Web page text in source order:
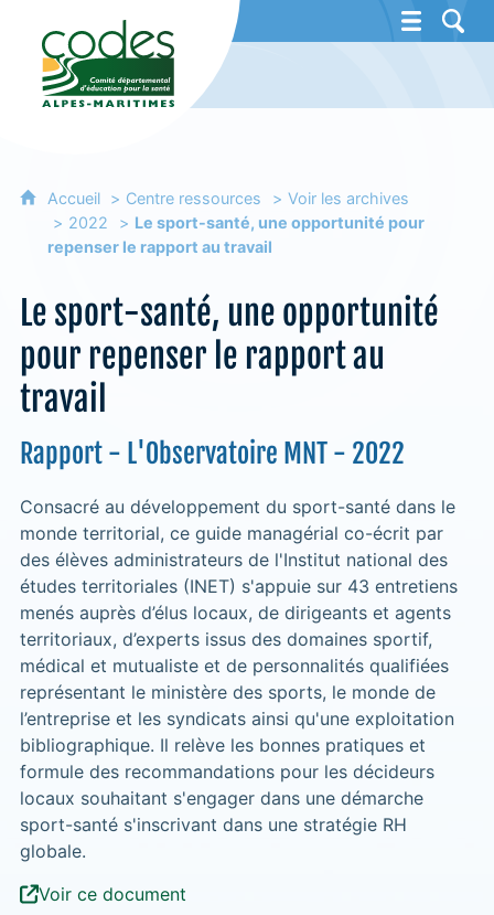
CoDES 06 - Comité départemental
Accueil Centre ressources
Voir les archives
2022
Le sport-santé, une opportunité pour
repenser le rapport au travail
Le sport-santé, une opportunité
pour repenser le rapport au
travail
Rapport - L'Observatoire MNT - 2022
Consacré au développement du sport-santé dans le
monde territorial, ce guide managérial co-écrit par
des élèves administrateurs de l'Institut national des
études territoriales (INET) s'appuie sur 43 entretiens
menés auprès d’élus locaux, de dirigeants et agents
territoriaux, d’experts issus des domaines sportif,
médical et mutualiste et de personnalités qualifiées
représentant le ministère des sports, le monde de
l’entreprise et les syndicats ainsi qu'une exploitation
bibliographique. Il relève les bonnes pratiques et
formule des recommandations pour les décideurs
locaux souhaitant s'engager dans une démarche
sport-santé s'inscrivant dans une stratégie RH
globale.
Voir ce document